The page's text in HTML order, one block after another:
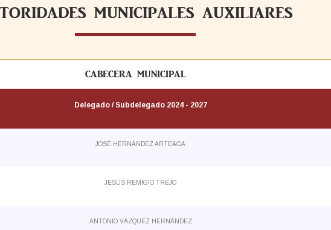
MUNICIPALES AUXILIARES
CABECERA MUNICIPAL
Delegado / Subdelegado 2024 - 2027
JOSÉ HERNÁNDEZ ARTEAGA
JESÚS REMIGIO TREJO
ANTONIO VÁZQUEZ HERNÁNDEZ